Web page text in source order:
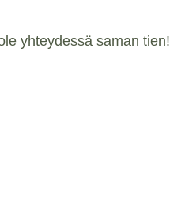
yhteydessä saman tien!